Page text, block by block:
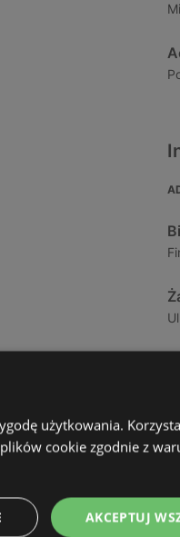
użytkowania.
cookie zgodnie z
AKCEPTUJ